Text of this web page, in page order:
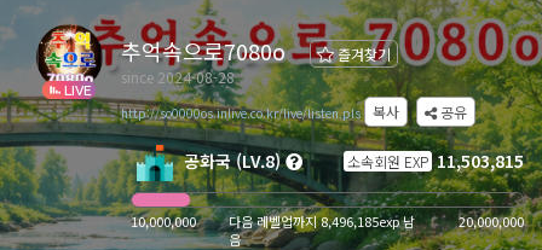
LIVE
추억속으로7080o
즐겨찾기
since 2024-08-28
http://so0000os.inlive.co.kr/live/listen.pls 복사 공유
공화국 (LV.8) 소속회원 EXP 11,503,815
10,000,000
다음 레벨업까지 8,496,185exp 남
음
20,000,000